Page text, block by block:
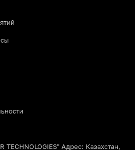
TECHNOLOGIES" Адрес: Казахстан,